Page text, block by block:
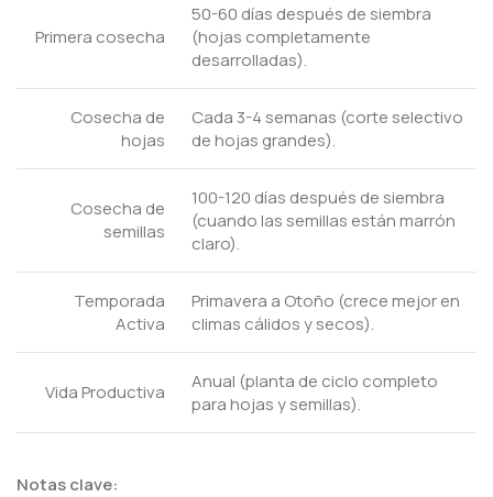
Primera cosecha
50-60 días después de siembra
(hojas completamente
desarrolladas).
Cosecha de
hojas
Cada 3-4 semanas (corte selectivo
de hojas grandes).
Cosecha de
semillas
100-120 días después de siembra
(cuando las semillas están marrón
claro).
Temporada
Activa
Primavera a Otoño (crece mejor en
climas cálidos y secos).
Vida Productiva
Anual (planta de ciclo completo
para hojas y semillas).
Notas clave: